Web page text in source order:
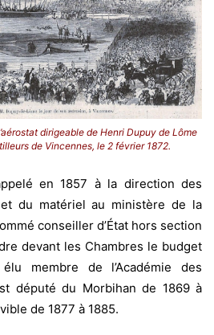
dirigeable de Henri Dupuy de Lôme
de Vincennes, le 2 février 1872.
en 1857 à la direction des
du matériel au ministère de la
conseiller d’État hors section
devant les Chambres le budget
membre de l’Académie des
député du Morbihan de 1869 à
de 1877 à 1885.